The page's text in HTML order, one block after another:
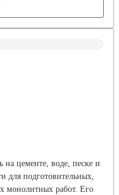
на цементе, воде, песке и
для подготовительных,
монолитных работ. Его